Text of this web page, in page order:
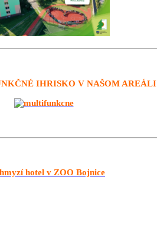
IHRISKO V NAŠOM AREÁLI
hotel v ZOO Bojnice